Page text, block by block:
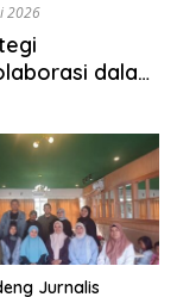
2026
dalam
Jurnalis